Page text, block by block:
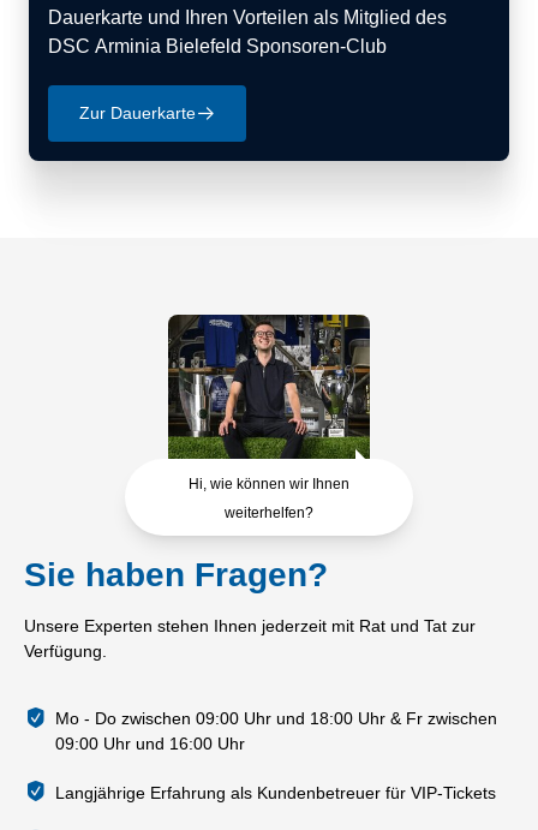
Dauerkarte und Ihren Vorteilen als Mitglied des
DSC Arminia Bielefeld Sponsoren-Club
Zur Dauerkarte􀄫
Hi, wie können wir Ihnen
weiterhelfen?
Sie haben Fragen?
Unsere Experten stehen Ihnen jederzeit mit Rat und Tat zur
Verfügung.
Mo - Do zwischen 09:00 Uhr und 18:00 Uhr & Fr zwischen
09:00 Uhr und 16:00 Uhr
Langjährige Erfahrung als Kundenbetreuer für VIP-Tickets